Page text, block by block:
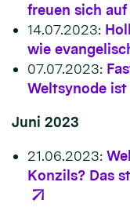
freuen sich
14.07.2023:
wie
07.07.2023:
Weltsynode
Juni 2023
21.06.2023:
Konzils? Das